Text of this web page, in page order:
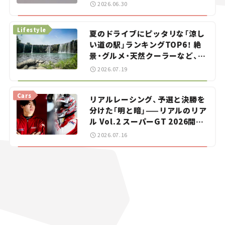
2026.06.30
夏のドライブにピッタリな「涼し
い道の駅」ランキングTOP6！ 絶
景・グルメ・天然クーラーなど、避
暑におすすめのスポットを紹介
Lifestyle
2026.07.19
リアルレーシング、予選と決勝を
分けた「明と暗」——リアルのリア
ル Vol.2 スーパーGT 2026開幕
戦 岡山国際サーキット
Cars
2026.07.16